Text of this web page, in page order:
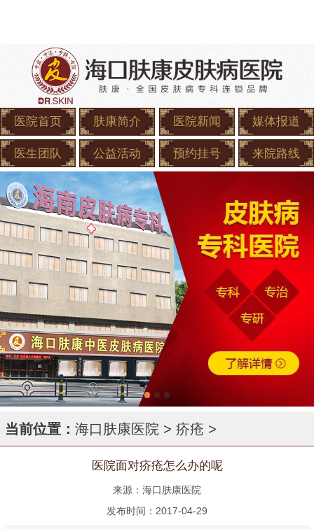
医院首页 肤康简介 医院新闻 媒体报道
医生团队 公益活动 预约挂号 来院路线
当前位置： 海口肤康医院 > 疥疮 >
医院面对疥疮怎么办的呢
来源：海口肤康医院
发布时间：2017-04-29